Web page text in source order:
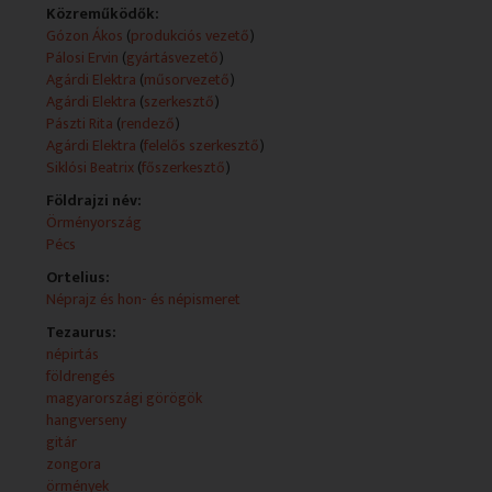
Magyarországon élő bolgárok, lengyelek, görögök,
örmények, ruszinok és ukránok életébe. Alkotók: Pászti
Rita - rendező Ducki Witek - szerkesztő Agárdi Elektra -
szerkesztő Eranyak Oganova - szerkesztő Kjoszeva
Szvetla - szerkesztő Stefuca Viktória - szerkesztő
Pádár Márta - felelős szerkesztő
Műsorszolgáltatói ismertető:
Tartalom:
- ÖREGDIÁKTALÁLKOZÓ
Ebben az iskolában valaha sok görög kisgyerek koptatta
a padokat. A kisgyerekek azóta felnőttek, és
Lakatos utcai általános iskola görög tanulói a jubileum
alkalmából osztálytalálkozót szerveztek.
- NEMZETISÉGI HÍREK
- Nemzetiségi Kultúrák Napja
- Örmény Emléknap Szegeden
- Baranyai körkép Pécsett – Ruszin kiállítás
- ÖRMÉNY FOTÓKIÁLLÍTÁS
A következő percekben egy fotókiállításra látogaunk el,
Közreműködők:
Gózon Ákos (produkciós vezető)
Pálosi Ervin (gyártásvezető)
Agárdi Elektra (műsorvezető)
Agárdi Elektra (szerkesztő)
Pászti Rita (rendező)
Agárdi Elektra (felelős szerkesztő)
Siklósi Beatrix(főszerkesztő)
Földrajzi név:
Örményország
Pécs
Ortelius:
Néprajz és hon- és népismeret
Tezaurus:
népirtás
földrengés
magyarországi görögök
hangverseny
gitár
zongora
örmények